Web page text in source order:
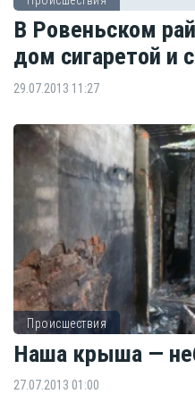
В Ровеньском
дом сигаретой и
29.07.2013 11:27
Происшествия
Наша крыша —
27.07.2013 01:00